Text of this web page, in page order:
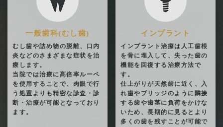
一般歯科(むし歯)
むし歯や詰め物の脱離、口内
炎などのさまざまな症状を治
療します。
当院では治療に高倍率ルーペ
を使用することで、肉眼で行
う処置よりも精密な診査・診
断・治療が可能となっており
ます。
インプラント
インプラント治療は人工歯根
を骨に埋入して、失った歯の
機能を回復する治療方法で
す。
仕上がりが天然歯に近く、入
れ歯やブリッジのように隣接
する歯や歯茎に負荷をかけな
いため、長期的に見るとより
多くの歯を残すことが可能で